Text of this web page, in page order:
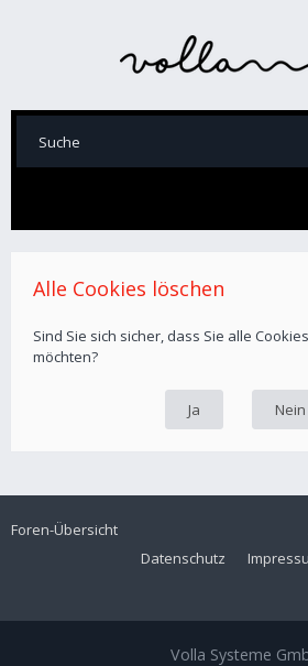
Alle Cookies löschen
Sind Sie sich sicher, dass Sie alle
möchten?
Foren-Übersicht
Datenschutz
Volla Systeme